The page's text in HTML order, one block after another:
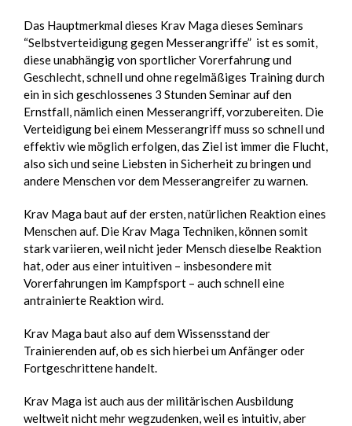
Das Hauptmerkmal dieses Krav Maga dieses Seminars
“Selbstverteidigung gegen Messerangriffe” ist es somit,
diese unabhängig von sportlicher Vorerfahrung und
Geschlecht, schnell und ohne regelmäßiges Training durch
ein in sich geschlossenes 3 Stunden Seminar auf den
Ernstfall, nämlich einen Messerangriff, vorzubereiten. Die
Verteidigung bei einem Messerangriff muss so schnell und
effektiv wie möglich erfolgen, das Ziel ist immer die Flucht,
also sich und seine Liebsten in Sicherheit zu bringen und
andere Menschen vor dem Messerangreifer zu warnen.
Krav Maga baut auf der ersten, natürlichen Reaktion eines
Menschen auf. Die Krav Maga Techniken, können somit
stark variieren, weil nicht jeder Mensch dieselbe Reaktion
hat, oder aus einer intuitiven – insbesondere mit
Vorerfahrungen im Kampfsport – auch schnell eine
antrainierte Reaktion wird.
Krav Maga baut also auf dem Wissensstand der
Trainierenden auf, ob es sich hierbei um Anfänger oder
Fortgeschrittene handelt.
Krav Maga ist auch aus der militärischen Ausbildung
weltweit nicht mehr wegzudenken, weil es intuitiv, aber